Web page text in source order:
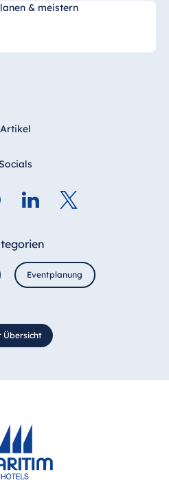
& meistern
Artikel
Socials
Eventplanung
Übersicht